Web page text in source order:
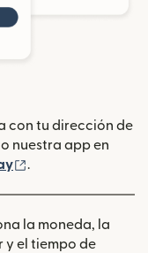
con tu dirección de
(se abre en una
o nuestra app en
nueva)
(se abre en una
.
la moneda, la
y el tiempo de